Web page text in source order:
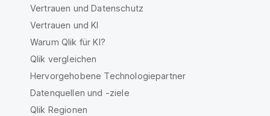
Vertrauen und Datenschutz
Vertrauen und KI
Warum Qlik für KI?
Qlik vergleichen
Hervorgehobene Technologiepartner
Datenquellen und -ziele
Qlik Regionen